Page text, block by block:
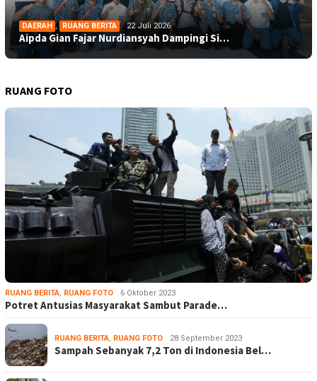
DAERAH , RUANG BERITA 22 Juli 2026
Aipda Gian Fajar Nurdiansyah Dampingi Si…
RUANG FOTO
RUANG BERITA RUANG FOTO 6 Oktober 2023
Potret Antusias Masyarakat Sambut Parade…
RUANG BERITA RUANG FOTO 28 September 2023
Sampah Sebanyak 7,2 Ton di Indonesia Bel…